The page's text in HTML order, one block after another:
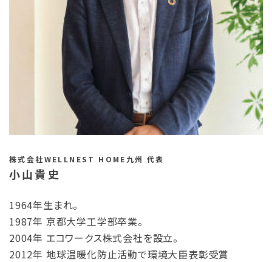
株式会社WELLNEST HOME九州 代表
小山貴史
1964年生まれ。
1987年 京都大学工学部卒業。
2004年 エコワークス株式会社を設立。
2012年 地球温暖化防止活動で環境大臣表彰受賞